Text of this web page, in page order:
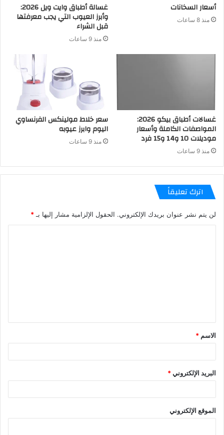
أسعار السخانات
منذ 8 ساعات
غسالة أطباق وايت ويل 2026:
وأبرز العيوب التي يجب معرفتها
قبل الشراء
منذ 9 ساعات
غسالات أطباق بيكو 2026:
المواصفات الكاملة وأسعار
موديلات 10 و14 و15 فرد
منذ 9 ساعات
سعر خلاط مولينكس الفرنساوي
اليوم وابرز عيوبه
منذ 9 ساعات
اترك تعليقاً
لن يتم نشر عنوان بريدك الإلكتروني. الحقول الإلزامية مشار إليها بـ*
الاسم *
البريد الإلكتروني*
الموقع الإلكتروني